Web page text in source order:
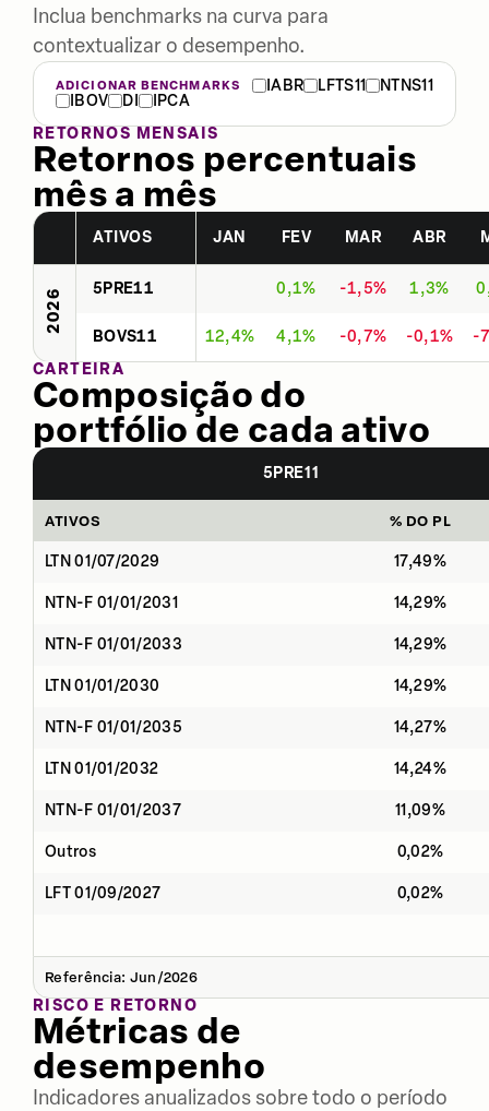
Inclua benchmarks na curva para
contextualizar o desempenho.
ADICIONAR BENCHMARKS IABR LFTS11
NTNS11
IBOV
DI
IPCA
RETORNOS MENSAIS
Retornos percentuais
mês a mês
ATIVOS JAN FEV MAR ABR
2026 5PRE11 0,1% -1,5% 1,3%
BOVS11 12,4% 4,1% -0,7% -0,1%
-
CARTEIRA
Composição do
portfólio de cada ativo
5PRE11
ATIVOS % DO PL
LTN 01/07/2029 17,49%
NTN-F 01/01/2031 14,29%
NTN-F 01/01/2033 14,29%
LTN 01/01/2030 14,29%
NTN-F 01/01/2035 14,27%
LTN 01/01/2032 14,24%
NTN-F 01/01/2037 11,09%
Outros 0,02%
LFT 01/09/2027 0,02%
Referência: Jun/2026
RISCO E RETORNO
Métricas de
desempenho
Indicadores anualizados sobre todo o período